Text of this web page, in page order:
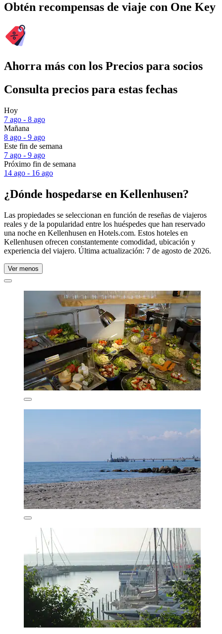
Obtén recompensas de viaje con One Key
Ahorra más con los Precios para socios
Consulta precios para estas fechas
Hoy
7 ago - 8 ago
Mañana
8 ago - 9 ago
Este fin de semana
7 ago - 9 ago
Próximo fin de semana
14 ago - 16 ago
¿Dónde hospedarse en Kellenhusen?
Las propiedades se seleccionan en función de reseñas de viajeros
reales y de la popularidad entre los huéspedes que han reservado
una noche en Kellenhusen en Hotels.com. Estos hoteles en
Kellenhusen ofrecen constantemente comodidad, ubicación y
experiencia del viajero. Última actualización: 7 de agosto de 2026.
Ver menos